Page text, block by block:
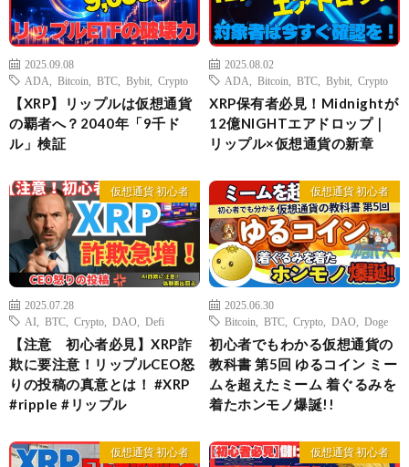
2025.09.08
ADA
Bitcoin BTC Bybit Crypto
【XRP】リップルは仮想通貨
の覇者へ？2040年「9千ド
ル」検証
2025.08.02
ADA
Bitcoin BTC Bybit Crypto
XRP保有者必見！Midnightが
12億NIGHTエアドロップ｜
リップル×仮想通貨の新章
仮想通貨 初心者
2025.07.28
AI
BTC Crypto DAO Defi
【注意 初心者必見】XRP詐
欺に要注意！リップルCEO怒
りの投稿の真意とは！ #XRP
#ripple #リップル
仮想通貨 初心者
2025.06.30
Bitcoin
BTC Crypto DAO Doge
初心者でもわかる仮想通貨の
教科書 第5回 ゆるコイン ミー
ムを超えたミーム 着ぐるみを
着たホンモノ爆誕!!
仮想通貨 初心者 仮想通貨 初心者